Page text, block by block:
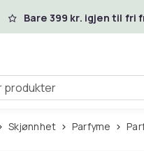
hovedinnhold
Bare 399 kr. igjen til fri
Skjønnhet Parfyme